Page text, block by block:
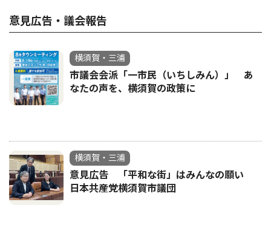
意見広告・議会報告
横須賀・三浦
市議会会派「一市民（いちしみん）」 あ
なたの声を、横須賀の政策に
横須賀・三浦
意見広告 「平和な街」はみんなの願い
日本共産党横須賀市議団